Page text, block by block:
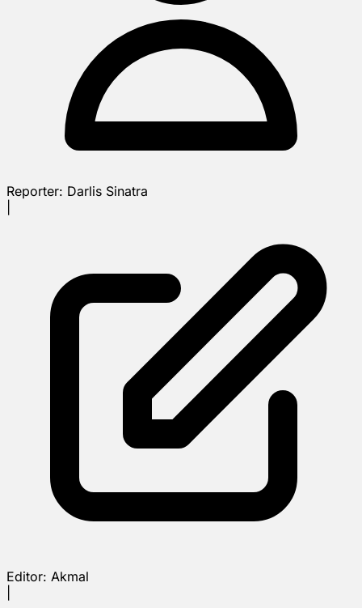
Reporter: Darlis Sinatra
Editor: Akmal